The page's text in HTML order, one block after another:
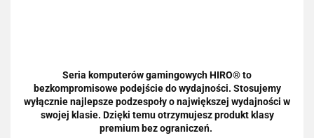
Seria komputerów gamingowych HIRO® to
bezkompromisowe podejście do wydajności. Stosujemy
wyłącznie najlepsze podzespoły o największej wydajności w
swojej klasie. Dzięki temu otrzymujesz produkt klasy
premium bez ograniczeń.